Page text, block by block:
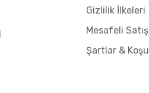
Gizlilik İlkeleri
Mesafeli
Şartlar &